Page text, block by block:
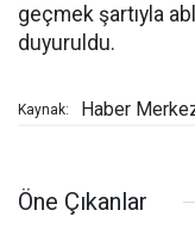
geçmek şartıyla
duyuruldu.
Kaynak: Haber
Öne Çıkanlar